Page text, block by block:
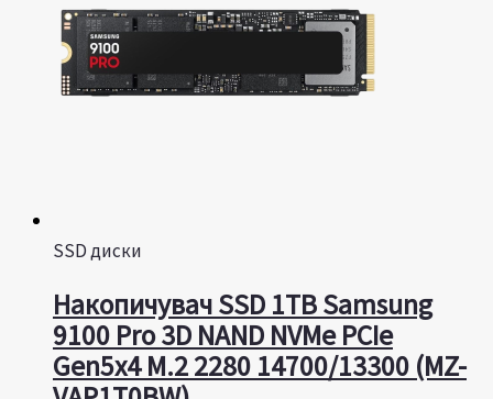
SSD диски
Накопичувач SSD 1TB Samsung
9100 Pro 3D NAND NVMe PCIe
Gen5x4 M.2 2280 14700/13300 (MZ-